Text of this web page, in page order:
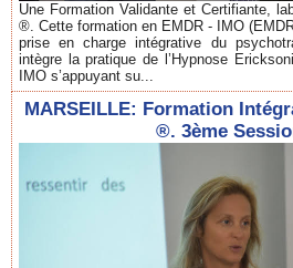
Une Formation Validante et Certifiante,
®. Cette formation en EMDR - IMO
prise en charge intégrative du
intègre la pratique de l’Hypnose
IMO s’appuyant su...
MARSEILLE: Formation
®. 3ème